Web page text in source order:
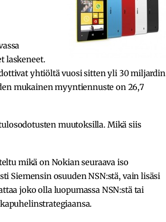
laskeneet.
yhtiöltä vuosi sitten yli 30 miljardin
mukainen myyntiennuste on 26,7
muutoksilla. Mikä siis
mikä on Nokian seuraava iso
Siemensin osuuden NSN:stä, vain lisäsi
joko olla luopumassa NSN:stä tai